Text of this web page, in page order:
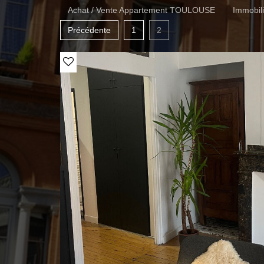
Achat / Vente Appartement TOULOUSE
Précédente 1 2